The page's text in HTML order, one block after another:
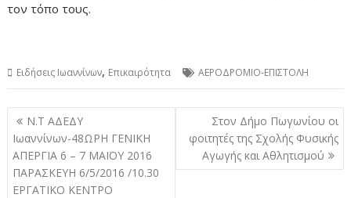
τον τόπο τους.
Ειδήσεις Ιωαννίνων, Επικαιρότητα ΑΕΡΟΔΡΟΜΙΟ-ΕΠΙΣΤΟΛΗ
Πλοήγηση
άρθρων
Ν.Τ ΑΔΕΔΥ
Ιωαννίνων-48ΩΡΗ ΓΕΝΙΚΗ
ΑΠΕΡΓΙΑ 6 – 7 ΜΑΪΟΥ 2016
ΠΑΡΑΣΚΕΥΗ 6/5/2016 /10.30
ΕΡΓΑΤΙΚΟ ΚΕΝΤΡΟ
Στον Δήμο Πωγωνίου οι
φοιτητές της Σχολής Φυσικής
Αγωγής και Αθλητισμού